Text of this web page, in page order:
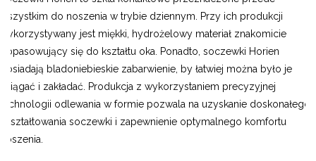
wszystkim do noszenia w trybie dziennym. Przy ich produkcji
wykorzystywany jest miękki, hydrożelowy materiał znakomicie
dopasowujący się do kształtu oka. Ponadto, soczewki Horien
posiadają bladoniebieskie zabarwienie, by łatwiej można było je
ściągać i zakładać. Produkcja z wykorzystaniem precyzyjnej
technologii odlewania w formie pozwala na uzyskanie doskonałego
ukształtowania soczewki i zapewnienie optymalnego komfortu
noszenia.